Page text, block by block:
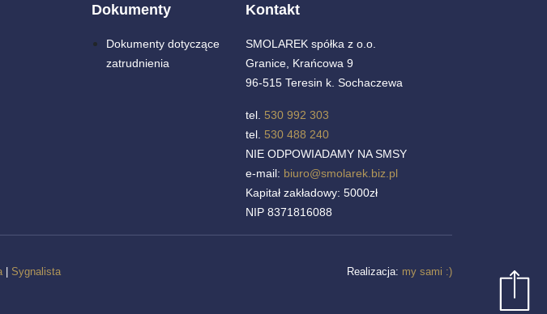
Dokumenty
Dokumenty dotyczące
zatrudnienia
Kontakt
SMOLAREK spółka z o.o.
Granice, Krańcowa 9
96-515 Teresin k. Sochaczewa
tel. 530 992 303
tel. 530 488 240
NIE ODPOWIADAMY NA SMSY
e-mail: biuro@smolarek.biz.pl
Kapitał zakładowy: 5000zł
NIP 8371816088
Sygnalista Realizacja: my sami :)